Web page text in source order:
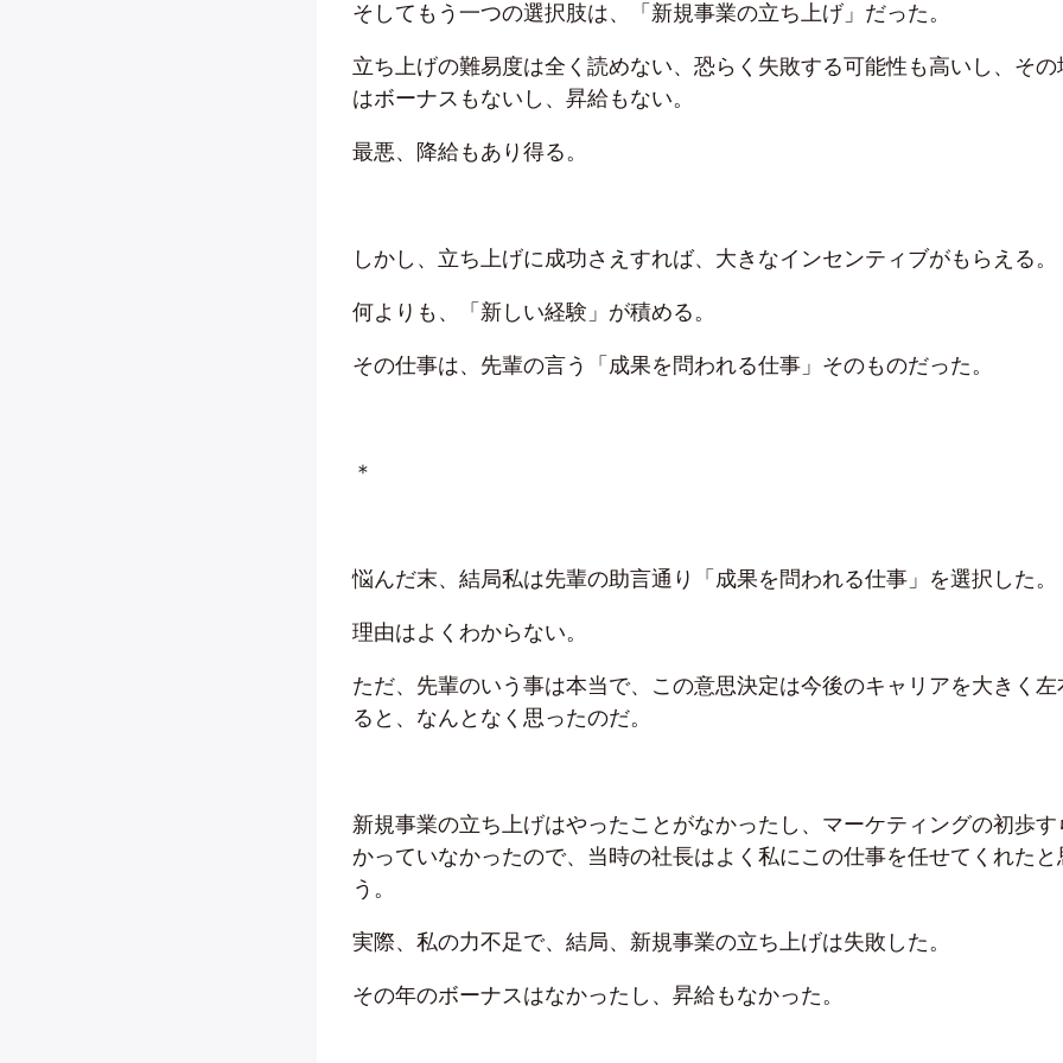
そしてもう一つの選択肢は、「新規事業の立ち上げ」だった。
立ち上げの難易度は全く読めない、恐らく失敗する可能性も高いし、その
はボーナスもないし、昇給もない。
最悪、降給もあり得る。
しかし、立ち上げに成功さえすれば、大きなインセンティブがもらえる。
何よりも、「新しい経験」が積める。
その仕事は、先輩の言う「成果を問われる仕事」そのものだった。
＊
悩んだ末、結局私は先輩の助言通り「成果を問われる仕事」を選択した。
理由はよくわからない。
ただ、先輩のいう事は本当で、この意思決定は今後のキャリアを大きく左
ると、なんとなく思ったのだ。
新規事業の立ち上げはやったことがなかったし、マーケティングの初歩す
かっていなかったので、当時の社長はよく私にこの仕事を任せてくれたと
う。
実際、私の力不足で、結局、新規事業の立ち上げは失敗した。
その年のボーナスはなかったし、昇給もなかった。